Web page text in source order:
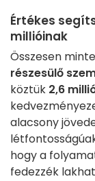
Értékes
millióinak
Összesen
részesülő
köztük 2,6
alacsony
hogy a
fedezzék